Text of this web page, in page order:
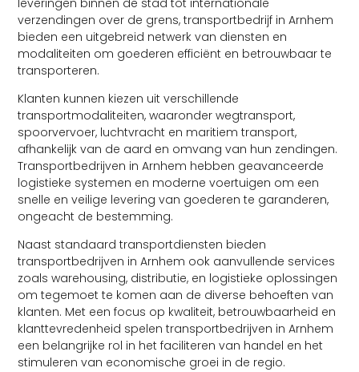
verzendingen over de grens, transportbedrijf in Arnhem
bieden een uitgebreid netwerk van diensten en
modaliteiten om goederen efficiënt en betrouwbaar te
transporteren.
Klanten kunnen kiezen uit verschillende
transportmodaliteiten, waaronder wegtransport,
spoorvervoer, luchtvracht en maritiem transport,
afhankelijk van de aard en omvang van hun zendingen.
Transportbedrijven in Arnhem hebben geavanceerde
logistieke systemen en moderne voertuigen om een ​​
snelle en veilige levering van goederen te garanderen,
ongeacht de bestemming.
Naast standaard transportdiensten bieden
transportbedrijven in Arnhem ook aanvullende services
zoals warehousing, distributie, en logistieke oplossingen
om tegemoet te komen aan de diverse behoeften van
klanten. Met een focus op kwaliteit, betrouwbaarheid en
klanttevredenheid spelen transportbedrijven in Arnhem
een ​​belangrijke rol in het faciliteren van handel en het
stimuleren van economische groei in de regio.